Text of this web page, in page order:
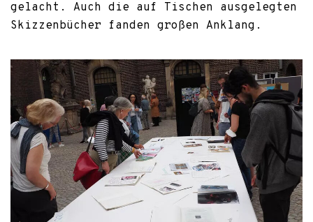
gelacht. Auch die auf Tischen ausgelegten
Skizzenbücher fanden großen Anklang.